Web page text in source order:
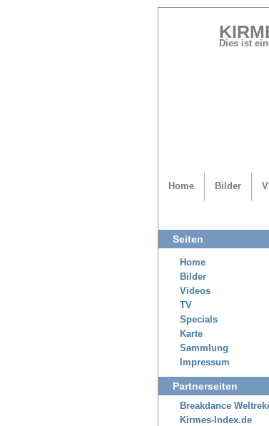
Dies ist
Home Bilder
Seiten
Home
Bilder
Videos
TV
Specials
Karte
Sammlung
Impressum
Partnerseiten
Breakdance
Kirmes-Index.de